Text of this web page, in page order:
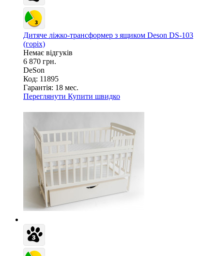
Дитяче ліжко-трансформер з ящиком Deson DS-103
(горіх)
Немає відгуків
6 870 грн.
DeSon
Код: 11895
Гарантія: 18 мес.
Переглянути Купити швидко